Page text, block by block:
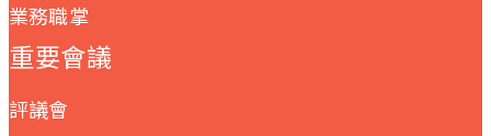
業務職掌
重要會議
評議會